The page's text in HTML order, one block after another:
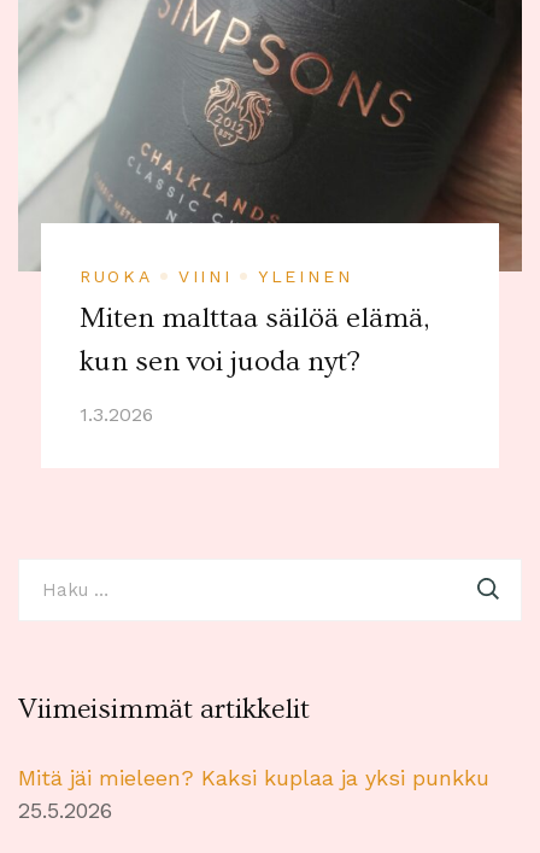
RUOKA VIINI YLEINEN
Miten malttaa säilöä elämä,
kun sen voi juoda nyt?
1.3.2026
Viimeisimmät artikkelit
Mitä jäi mieleen? Kaksi kuplaa ja yksi punkku
25.5.2026